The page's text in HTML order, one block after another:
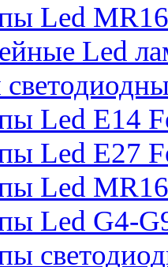
Led
Led
Led E14
Led E27
Led
Led G4-